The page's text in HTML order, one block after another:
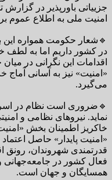
جزییاتی باورپذیر در
امنیت ملی به اطلاع عموم
🔹شعار حکومت همواره
در کشور داریم اما به لطف
اقدامات این نگرانی در
«امنیت» نیز به آسانی آماج
می‌گیرد.
🔹ضروری است نظام در
نماید. نیروهای نظامی و
خاکریز اطمینان بخش
«امنیت پایدار» حاصل
قدرتمندی شهروندان، رونق
فعال کشور در جامعه‌جهانی
همسایگان و جهان است.